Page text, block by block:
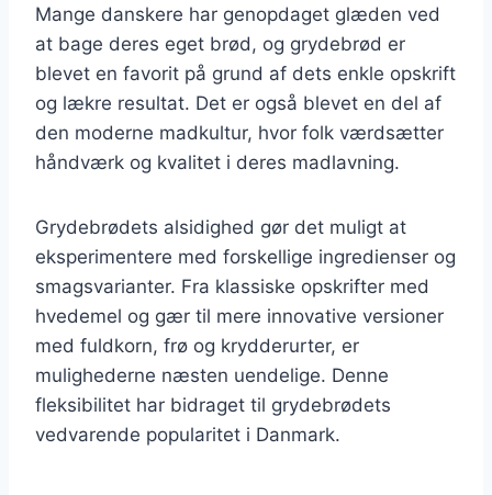
Mange danskere har genopdaget glæden ved
at bage deres eget brød, og grydebrød er
blevet en favorit på grund af dets enkle opskrift
og lækre resultat. Det er også blevet en del af
den moderne madkultur, hvor folk værdsætter
håndværk og kvalitet i deres madlavning.
Grydebrødets alsidighed gør det muligt at
eksperimentere med forskellige ingredienser og
smagsvarianter. Fra klassiske opskrifter med
hvedemel og gær til mere innovative versioner
med fuldkorn, frø og krydderurter, er
mulighederne næsten uendelige. Denne
fleksibilitet har bidraget til grydebrødets
vedvarende popularitet i Danmark.